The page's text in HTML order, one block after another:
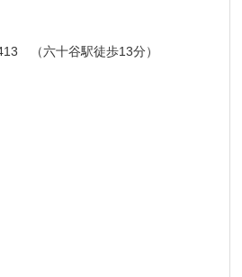
（六十谷駅徒歩13分）